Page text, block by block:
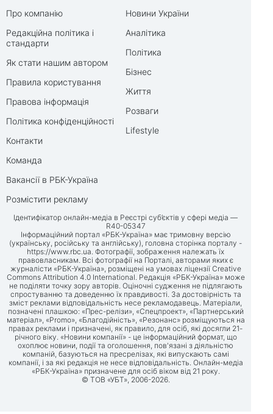
Про компанію
Редакційна політика і
стандарти
Як стати нашим автором
Правила користування
Правова інформація
Політика конфіденційності
Контакти
Команда
Вакансії в РБК-Україна
Розмістити рекламу
Новини України
Аналітика
Політика
Бізнес
Життя
Розваги
Lifestyle
Ідентифікатор онлайн-медіа в Реєстрі суб’єктів у сфері медіа —
R40-05347
Інформаційний портал «РБК-Україна» має тримовну версію
(українську, російську та англійську), головна сторінка порталу -
https://www.rbc.ua. Фотографії, зображення належать їх
правовласникам. Всі фотографії на Порталі, авторами яких є
журналісти «РБК-Україна», розміщені на умовах ліцензії Creative
Commons Attribution 4.0 International. Редакція «РБК-Україна» може
не поділяти точку зору авторів. Оціночні судження не підлягають
спростуванню та доведенню їх правдивості. За достовірність та
зміст реклами відповідальність несе рекламодавець. Матеріали,
позначені плашкою: «Прес-релізи», «Спецпроект», «Партнерський
матеріал», «Promo», «Благодійність», «Резонанс» розміщуються на
правах реклами і призначені, як правило, для осіб, які досягли 21-
річного віку. «Новини компанії» - це інформаційний формат, що
охоплює новини, події та оголошення, пов'язані з діяльністю
компаній, базуються на пресрелізах, які випускають самі
компанії, і за які редакція не несе відповідальність. Онлайн-медіа
«РБК-Україна» призначене для осіб віком від 21 року.
© ТОВ «УБТ», 2006-2026.